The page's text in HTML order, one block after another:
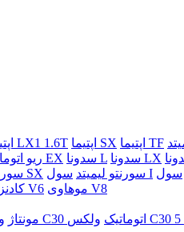
اپتیما LX1 1.6T اپتیما SX اپتیما TF
ریو سدونا EX سدونا L سدونا LX
سورنتو SX سورنتو لیمیتد سول I
موهاوی V6
موهاوی V8
هاو ال M4 مونتاژ ولکس C30 اتوماتیک